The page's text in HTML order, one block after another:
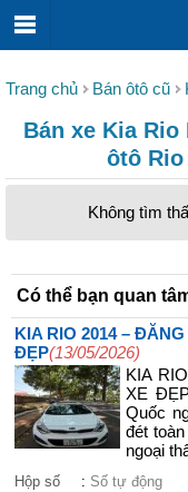
Trang chủ Bán ôtô cũ
Bán xe Kia
ôtô Rio
Không tìm
Có thể bạn quan
KIA RIO 2014 –
ĐẸP(13/05/2026)
KIA
XE
Quốc
đét
ngoại
Hộp số : Số tự động